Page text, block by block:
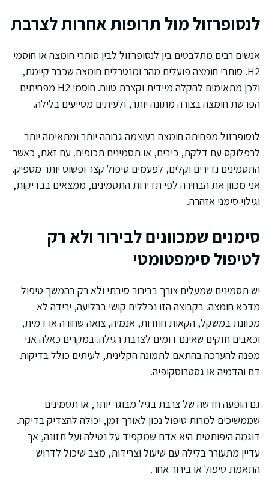
לנסופרזול מול תרופות אחרות לצרבת
אנשים רבים מתלבטים בין לנסופרזול לבין סותרי חומצה או חוסמי
H2. סותרי חומצה פועלים מהר ומנטרלים חומצה שכבר קיימת,
ולכן מתאימים להקלה מיידית וקצרת טווח. חוסמי H2 מפחיתים
הפרשת חומצה בצורה מתונה יותר, ולעיתים מסייעים בלילה.
לנסופרזול מפחיתה חומצה בעוצמה גבוהה יותר ומתאימה יותר
לרפלוקס עם דלקת, כיבים, או תסמינים תכופים. עם זאת, כאשר
התסמינים נדירים וקלים, לפעמים טיפול קצר ופשוט יותר מספיק.
אני מכוון את הבחירה לפי תדירות התסמינים, ממצאים בבדיקות,
וגילוי סימני אזהרה.
סימנים שמכוונים לבירור ולא רק
לטיפול סימפטומטי
יש תסמינים שמעלים צורך בבירור סיבתי ולא רק בהמשך טיפול
מדכא חומצה. בקבוצה הזו נכללים קושי בבליעה, ירידה לא
מכוונת במשקל, הקאות חוזרות, אנמיה, צואה שחורה או דמית,
וכאבים חזקים שאינם דומים לצרבת רגילה. במקרים כאלה אני
מפנה להערכה בהתאם לתמונה הקלינית, לעיתים כולל בדיקות
דם והדמיה או גסטרוסקופיה.
גם הופעה חדשה של צרבת בגיל מבוגר יותר, או תסמינים
שממשיכים למרות טיפול נכון לאורך זמן, יכולה להצדיק בדיקה.
דוגמה היפותטית היא אדם שמקפיד על נטילה ועל תזונה, אך
עדיין מתעורר בלילה עם שיעול וצרידות, מצב שיכול לדרוש
התאמת טיפול או בירור אחר.